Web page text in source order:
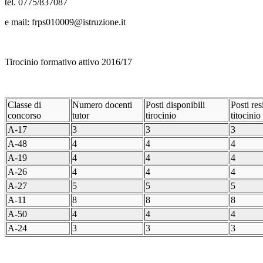
tel. 0775/837087
e mail: frps010009@istruzione.it
Tirocinio formativo attivo 2016/17
Classe di
concorso
Numero docenti
tutor
Posti disponibili
tirocinio
Posti
titocinio
A-17
3 3
3
A-48
4 4
4
A-19
4 4
4
A-26
4 4
4
A-27
5 5
5
A-11
8 8
8
A-50
4 4
4
A-24
3 3 3